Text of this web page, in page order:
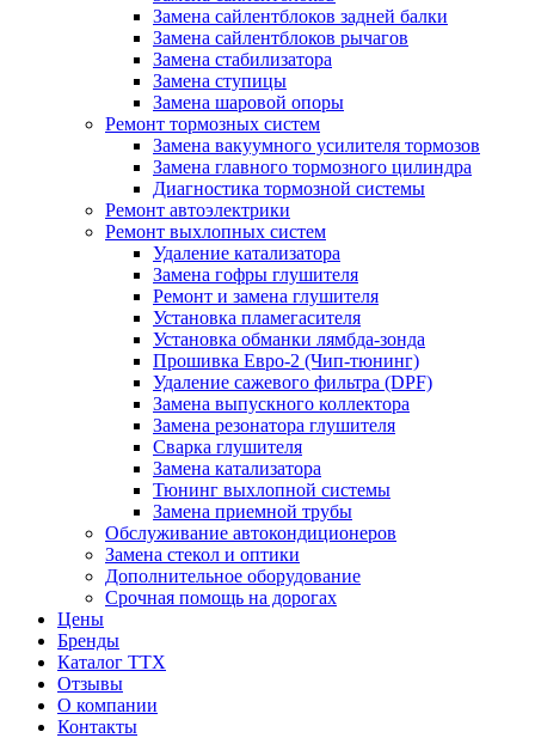
Замена сайлентблоков задней балки
Замена сайлентблоков рычагов
Замена стабилизатора
Замена ступицы
Замена шаровой опоры
Ремонт тормозных систем
Замена вакуумного усилителя тормозов
Замена главного тормозного цилиндра
Диагностика тормозной системы
Ремонт автоэлектрики
Ремонт выхлопных систем
Удаление катализатора
Замена гофры глушителя
Ремонт и замена глушителя
Установка пламегасителя
Установка обманки лямбда-зонда
Прошивка Евро-2 (Чип-тюнинг)
Удаление сажевого фильтра (DPF)
Замена выпускного коллектора
Замена резонатора глушителя
Сварка глушителя
Замена катализатора
Тюнинг выхлопной системы
Замена приемной трубы
Обслуживание автокондиционеров
Замена стекол и оптики
Дополнительное оборудование
Срочная помощь на дорогах
Цены
Бренды
Каталог ТТХ
Отзывы
О компании
Контакты